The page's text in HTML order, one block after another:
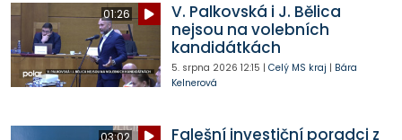
01:26
V. Palkovská i J. Bělica
nejsou na volebních
kandidátkách
5. srpna 2026 12:15 | Celý MS kraj | Bára
Kelnerová
03:02
Falešní investiční poradci z